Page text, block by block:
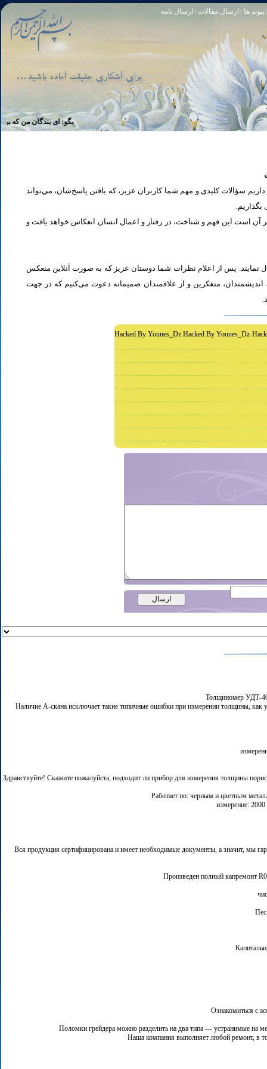
پیوند ها ارسال مقالات ارسال نامه
بگو: اى بندگان من كه برتا [مبادا] كسى بگويد: افسوس بر آنچه در كار خدا كوتاهى كردم! و حقّا كه من از ريشخند كنندگان بودم. سوره زمر 56
سؤالات کلیدی و مهم شما كاربران عزیز، که یافتن پاسخ‌‌شان، مي‌تواند
بگذاریم.
آن است.این فهم و شناخت، در رفتار و اعمال انسان انعكاس خواهد يافت و
پس از اعلام نظرات شما دوستان عزیز که به صورت آنلاین منعکس
متفکرین و از علاقمندان صمیمانه دعوت می‌کنیم که در جهت
Hacked By Younes_Dz Hacked By Younes_Dz
Толщиномер УДТ-40
Наличие А-скана исключает такие типичные ошибки при измерении толщины, как
Здравствуйте! Скажите пожалуйста, подходит ли прибор для измерения толщины
Работает по: черным и цветным
измерение:
Вся продукция сертифицирована и имеет необходимые документы, а значит, мы
Произведен полный капремонт
Ознакомиться с
Поломки грейдера можно разделить на два типа — устранимые на
Наша компания выполняет любой ремонт, в